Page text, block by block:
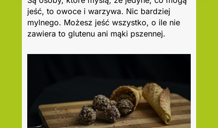
jeść, to owoce i warzywa. Nic bardziej
mylnego. Możesz jeść wszystko, o ile nie
zawiera to glutenu ani mąki pszennej.